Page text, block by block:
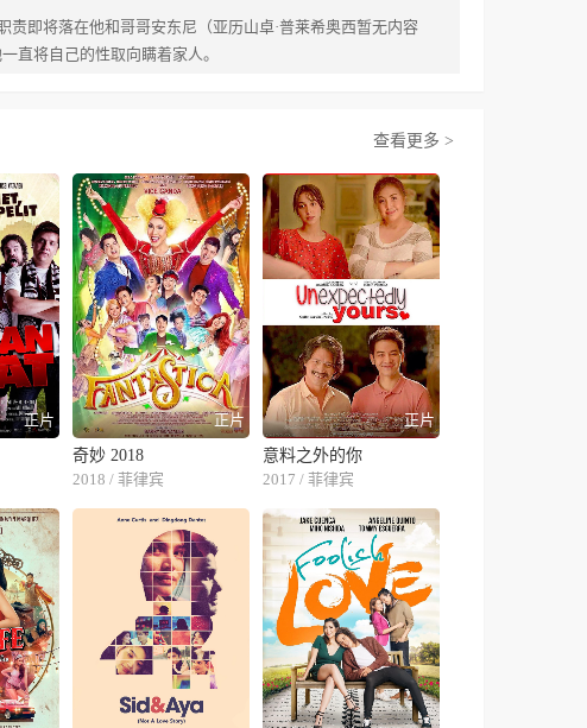
责即将落在他和哥哥安东尼（亚历山卓·普莱希奥西暂无内容
直将自己的性取向瞒着家人。
查看更多 >
正片
正片
奇妙 2018
2018 / 菲律宾
正片
意料之外的你
2017 / 菲律宾